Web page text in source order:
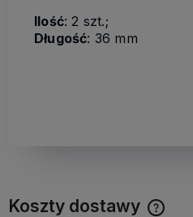
Ilość: 2 szt.;
Długość: 36 mm
Koszty dostawy